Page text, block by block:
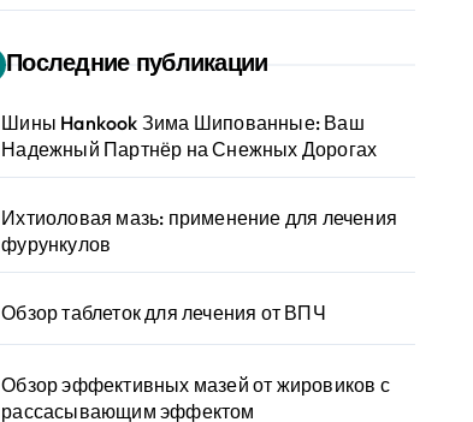
Последние публикации
Шины Hankook Зима Шипованные: Ваш
Надежный Партнёр на Снежных Дорогах
Ихтиоловая мазь: применение для лечения
фурункулов
Обзор таблеток для лечения от ВПЧ
Обзор эффективных мазей от жировиков с
рассасывающим эффектом